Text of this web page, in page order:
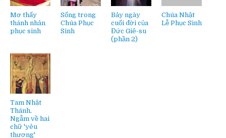
Mơ thấy
thánh nhân
phục sinh
Sống trong
Chúa Phục
Sinh
Bảy ngày
cuối đời của
Đức Giê-su
(phần 2)
Chúa Nhật
Lễ Phục Sinh
Tam Nhật
Thánh,
Ngẫm về hai
chữ 'yêu
thương'